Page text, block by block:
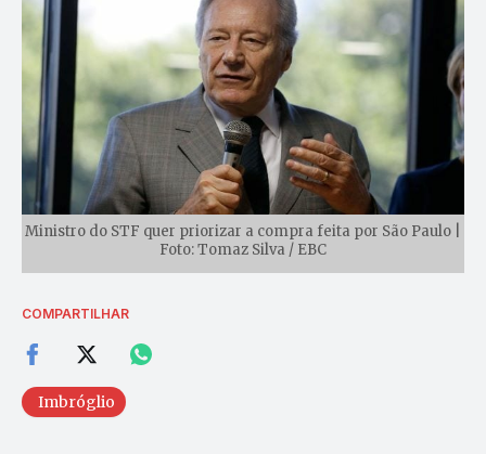
Ministro do STF quer priorizar a compra feita por São Paulo |
Foto: Tomaz Silva / EBC
COMPARTILHAR
Imbróglio